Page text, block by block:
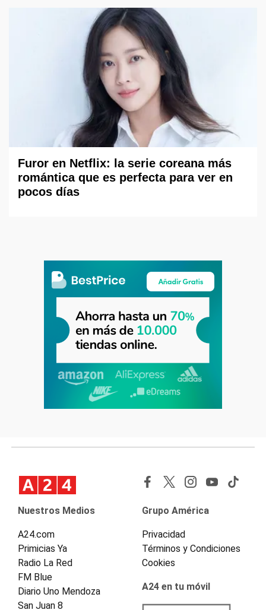
Furor en Netflix: la serie coreana más
romántica que es perfecta para ver en
pocos días
Nuestros Medios
A24.com
Primicias Ya
Radio La Red
FM Blue
Diario Uno Mendoza
San Juan 8
Grupo América
Privacidad
Términos y Condiciones
Cookies
A24 en tu móvil